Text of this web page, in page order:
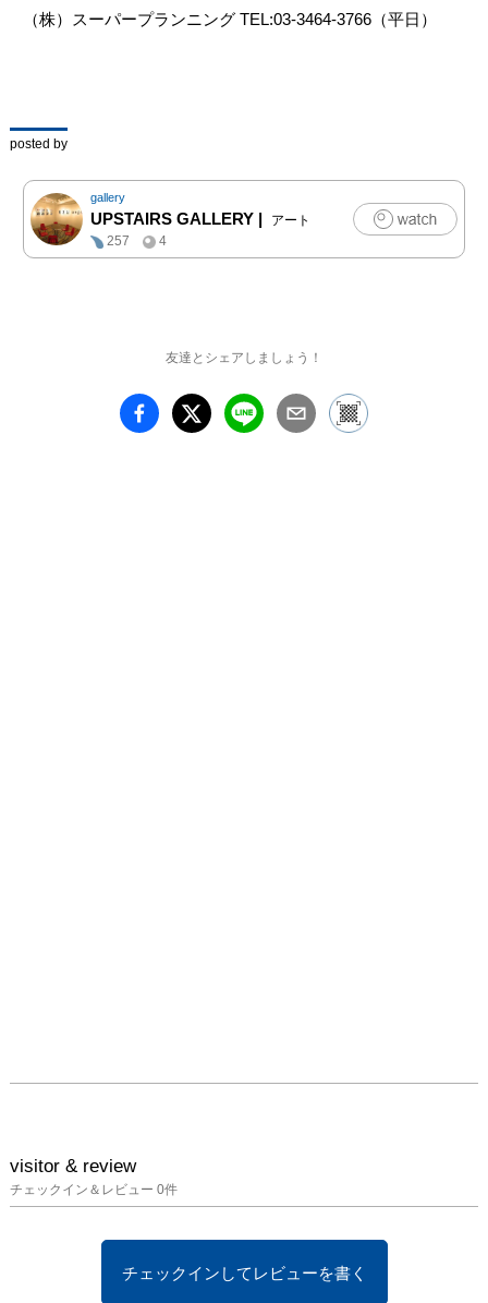
（株）スーパープランニング TEL:03-3464-3766（平日）
posted by
gallery
UPSTAIRS GALLERY |
アート
257
4
友達とシェアしましょう！
visitor & review
チェックイン＆レビュー 0件
チェックインしてレビューを書く